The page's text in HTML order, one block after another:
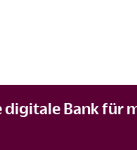
Bank für